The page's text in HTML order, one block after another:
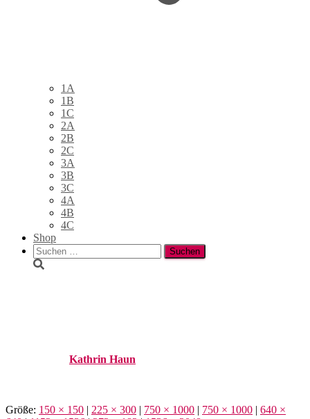
1A
1B
1C
2A
2B
2C
3A
3B
3C
4A
4B
4C
Shop
Suchen
nach:
Kathrin Haun
Größe: 150 × 150 | 225 × 300 | 750 × 1000 | 750 × 1000 | 640 ×